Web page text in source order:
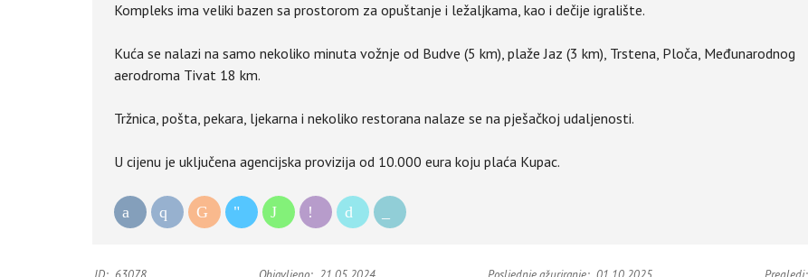
Kompleks ima veliki bazen sa prostorom za opuštanje i ležaljkama, kao i dečije igralište.
Kuća se nalazi na samo nekoliko minuta vožnje od Budve (5 km), plaže Jaz (3 km), Trstena, Ploča, Međunarodnog
aerodroma Tivat 18 km.
Tržnica, pošta, pekara, ljekarna i nekoliko restorana nalaze se na pješačkoj udaljenosti.
U cijenu je uključena agencijska provizija od 10.000 eura koju plaća Kupac.